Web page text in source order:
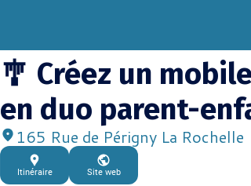
🎐 Créez un
en duo parent-
165 Rue de Périgny La Rochelle
Itinéraire Site web